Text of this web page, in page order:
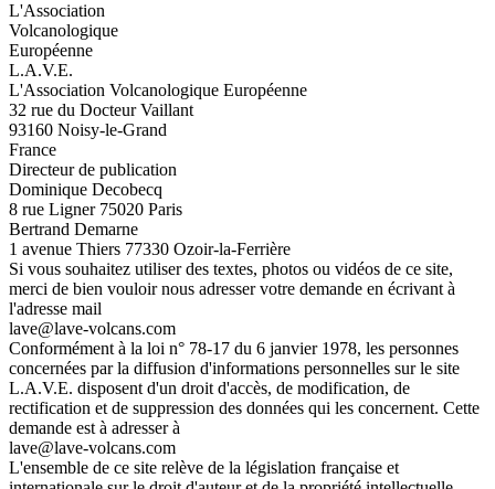
L'Association
Volcanologique
Européenne
L.A.V.E.
L'Association Volcanologique Européenne
32 rue du Docteur Vaillant
93160 Noisy-le-Grand
France
Directeur de publication
Dominique Decobecq
8 rue Ligner 75020 Paris
Bertrand Demarne
1 avenue Thiers 77330 Ozoir-la-Ferrière
Si vous souhaitez utiliser des textes, photos ou vidéos de ce site,
merci de bien vouloir nous adresser votre demande en écrivant à
l'adresse mail
lave@lave-volcans.com
Conformément à la loi n° 78-17 du 6 janvier 1978, les personnes
concernées par la diffusion d'informations personnelles sur le site
L.A.V.E. disposent d'un droit d'accès, de modification, de
rectification et de suppression des données qui les concernent. Cette
demande est à adresser à
lave@lave-volcans.com
L'ensemble de ce site relève de la législation française et